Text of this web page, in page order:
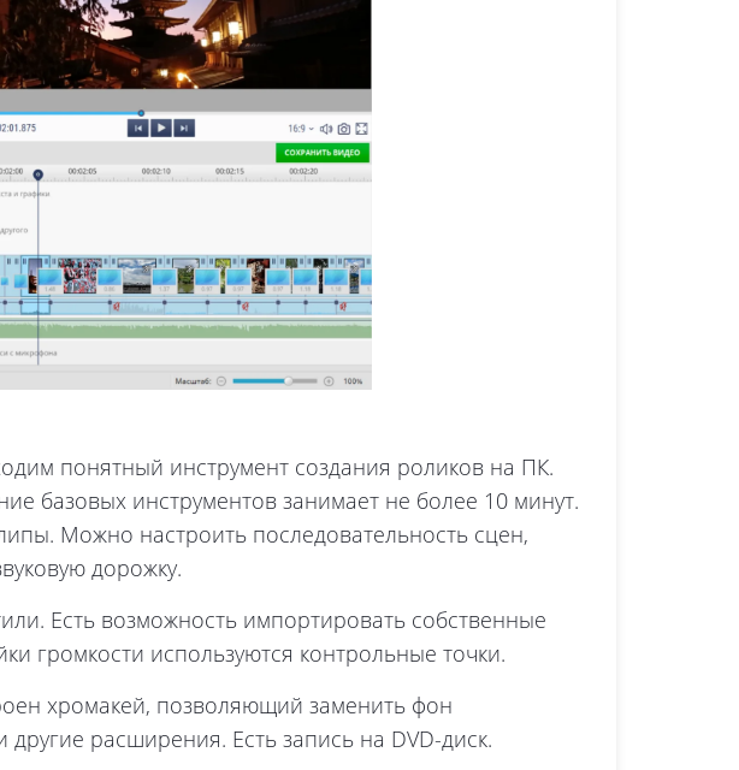
понятный инструмент создания роликов на ПК.
базовых инструментов занимает не более 10 минут.
Можно настроить последовательность сцен,
дорожку.
Есть возможность импортировать собственные
громкости используются контрольные точки.
хромакей, позволяющий заменить фон
расширения. Есть запись на DVD-диск.